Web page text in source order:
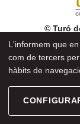
© Turó
L'informem que
com de tercers
hàbits de